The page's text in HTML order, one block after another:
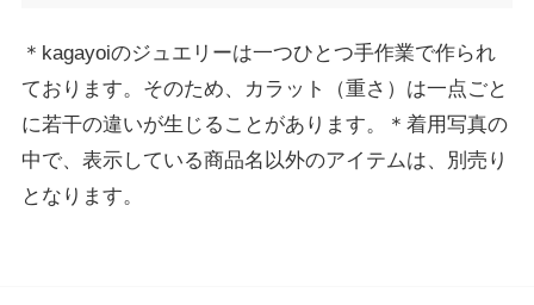
＊kagayoiのジュエリーは一つひとつ手作業で作られ
ております。そのため、カラット（重さ）は一点ごと
に若干の違いが生じることがあります。＊着用写真の
中で、表示している商品名以外のアイテムは、別売り
となります。